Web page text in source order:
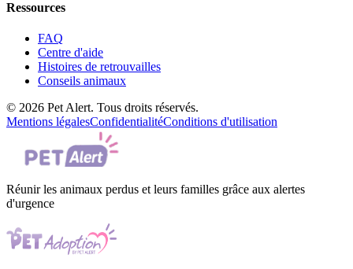
Ressources
FAQ
Centre d'aide
Histoires de retrouvailles
Conseils animaux
© 2026 Pet Alert. Tous droits réservés.
Mentions légalesConfidentialitéConditions d'utilisation
Réunir les animaux perdus et leurs familles grâce aux alertes
d'urgence